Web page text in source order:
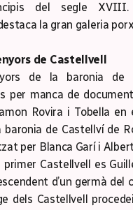
del segle
la gran galeria
de Castellvell
de la baronia de
per manca de
Rovira i Tobella en
baronia de Castellví de
per Blanca Garí i
primer Castellvell es
d’un germà del
dels Castellvell